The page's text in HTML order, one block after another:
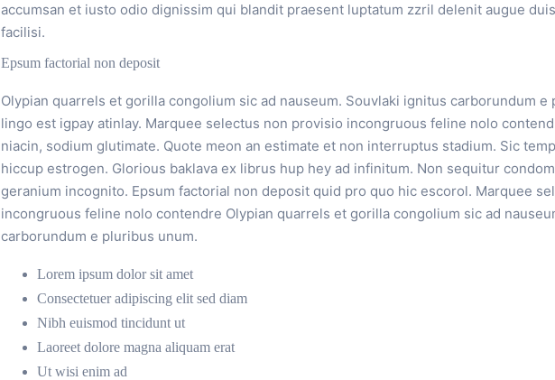
accumsan et iusto odio dignissim qui blandit praesent luptatum zzril delenit augue
facilisi.
Epsum factorial non deposit
Olypian quarrels et gorilla congolium sic ad nauseum. Souvlaki ignitus carborundum e
lingo est igpay atinlay. Marquee selectus non provisio incongruous feline nolo
niacin, sodium glutimate. Quote meon an estimate et non interruptus stadium. Sic
hiccup estrogen. Glorious baklava ex librus hup hey ad infinitum. Non sequitur
geranium incognito. Epsum factorial non deposit quid pro quo hic escorol. Marquee
incongruous feline nolo contendre Olypian quarrels et gorilla congolium sic ad
carborundum e pluribus unum.
Lorem ipsum dolor sit amet
Consectetuer adipiscing elit sed diam
Nibh euismod tincidunt ut
Laoreet dolore magna aliquam erat
Ut wisi enim ad